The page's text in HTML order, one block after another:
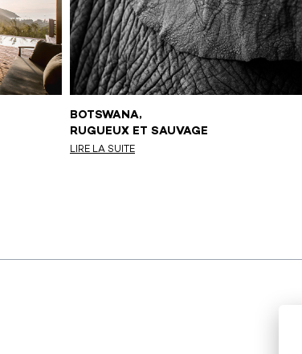
BOTSWANA,
RUGUEUX ET SAUVAGE
LIRE LA SUITE